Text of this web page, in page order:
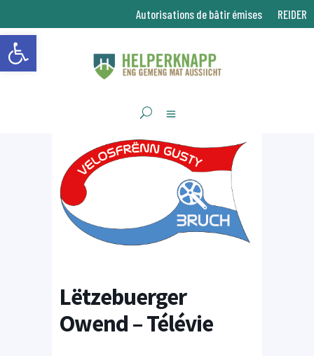
Ouvrir la barre d’outils
Autorisations de bâtir émises REIDER
Lëtzebuerger
Owend – Télévie